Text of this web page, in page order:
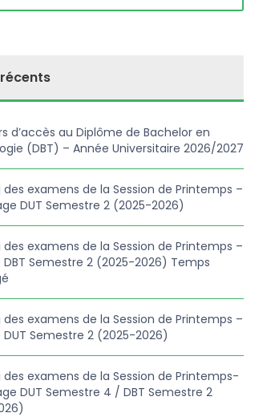
d’accès au Diplôme de Bachelor en
(DBT) – Année Universitaire 2026/2027
des examens de la Session de Printemps –
DUT Semestre 2 (2025-2026)
des examens de la Session de Printemps –
DBT Semestre 2 (2025-2026) Temps
des examens de la Session de Printemps –
DUT Semestre 2 (2025-2026)
des examens de la Session de Printemps-
DUT Semestre 4 / DBT Semestre 2